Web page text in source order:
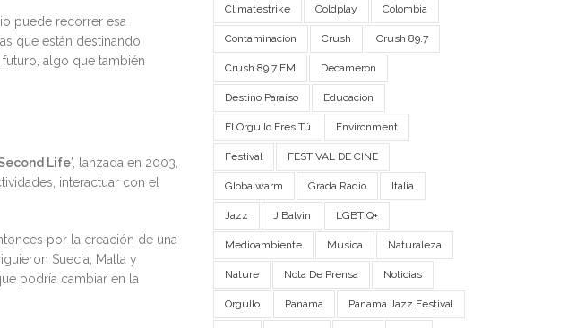
puede recorrer esa
que están destinando
algo que también
Life’, lanzada en 2003,
interactuar con el
por la creación de una
Suecia, Malta y
podría cambiar en la
Climatestrike Coldplay Colombia
Contaminacion Crush Crush 89.7
Crush 89.7 FM Decameron
Destino Paraíso Educación
El Orgullo Eres Tú Environment
Festival FESTIVAL DE CINE
Globalwarm Grada Radio Italia
Jazz J Balvin LGBTIQ+
Medioambiente Musica Naturaleza
Nature Nota De Prensa Noticias
Orgullo Panama Panama Jazz Festival